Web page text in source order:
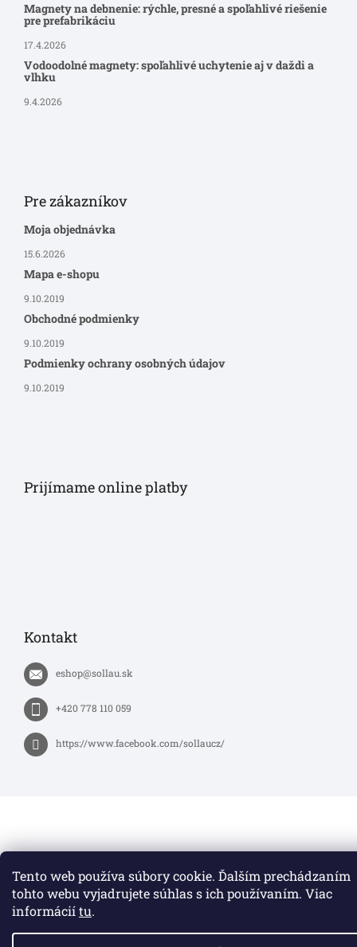
Tento web používa súbory cookie. Ďalším prechádzaním
tohto webu vyjadrujete súhlas s ich používaním. Viac
informáciítu.
Magnety na debnenie: rýchle, presné a spoľahlivé riešenie
pre prefabrikáciu
17.4.2026
Vodoodolné magnety: spoľahlivé uchytenie aj v daždi a
vlhku
9.4.2026
Pre zákazníkov
Moja objednávka
15.6.2026
Mapa e-shopu
9.10.2019
Obchodné podmienky
9.10.2019
Podmienky ochrany osobných údajov
9.10.2019
Prijímame online platby
Kontakt
eshop@sollau.sk
+420 778 110 059
https://www.facebook.com/sollaucz/